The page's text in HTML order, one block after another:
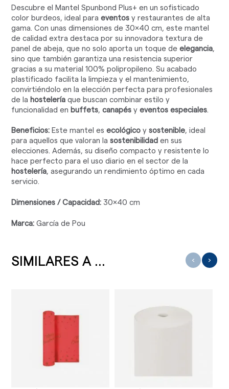
Descubre el Mantel Spunbond Plus+ en un sofisticado
color burdeos, ideal paraeventos y restaurantes de alta
gama. Con unas dimensiones de 30x40 cm, este mantel
de calidad extra destaca por su innovadora textura de
panel de abeja, que no solo aporta un toque deelegancia,
sino que también garantiza una resistencia superior
gracias a su material 100% polipropileno. Su acabado
plastificado facilita la limpieza y el mantenimiento,
convirtiéndolo en la elección perfecta para profesionales
de la hostelería que buscan combinar estilo y
funcionalidad en buffets,canapés yeventos especiales.
Beneficios: Este mantel esecológico ysostenible, ideal
para aquellos que valoran lasostenibilidad en sus
elecciones. Además, su diseño compacto y resistente lo
hace perfecto para el uso diario en el sector de la
hostelería, asegurando un rendimiento óptimo en cada
servicio.
Dimensiones / Capacidad: 30x40 cm
Marca: García de Pou
SIMILARES A ... ‹ ›